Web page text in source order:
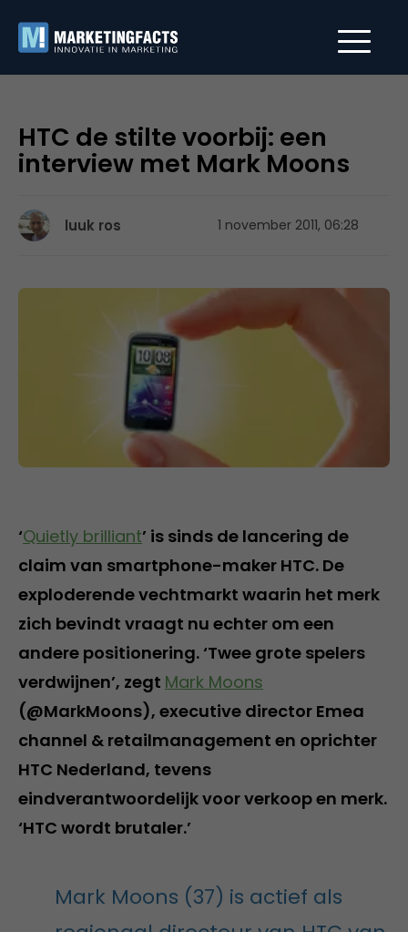
HTC de stilte voorbij: een
interview met Mark Moons
luuk ros 1 november 2011, 06:28
‘Quietly brilliant’ is sinds de lancering de
claim van smartphone-maker HTC. De
exploderende vechtmarkt waarin het merk
zich bevindt vraagt nu echter om een
andere positionering. ‘Twee grote spelers
verdwijnen’, zegt Mark Moons
(@MarkMoons), executive director Emea
channel & retailmanagement en oprichter
HTC Nederland, tevens
eindverantwoordelijk voor verkoop en merk.
‘HTC wordt brutaler.’
Mark Moons (37) is actief als